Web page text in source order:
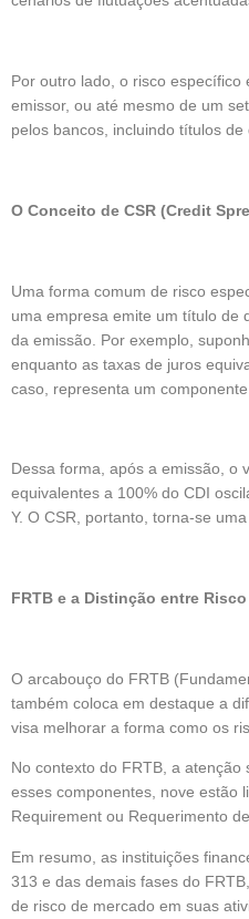
Por outro lado, o risco
emissor, ou até mesmo de um
pelos bancos, incluindo títulos
O Conceito de CSR (Credit
Uma forma comum de risco
uma empresa emite um título de
da emissão. Por exemplo,
enquanto as taxas de juros
caso, representa um
Dessa forma, após a emissão, o
equivalentes a 100% do CDI
Y. O CSR, portanto, torna-se
FRTB e a Distinção entre
O arcabouço do FRTB
também coloca em destaque a
visa melhorar a forma como os
No contexto do FRTB, a
esses componentes, nove estão
Requirement ou Requerimento
Em resumo, as instituições
313 e das demais fases do
de risco de mercado em suas